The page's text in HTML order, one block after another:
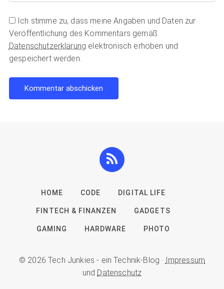
Ich stimme zu, dass meine Angaben und Daten zur
Veröffentlichung des Kommentars gemäß
Datenschutzerklärung elektronisch erhoben und
gespeichert werden.
HOME CODE DIGITAL LIFE
FINTECH & FINANZEN GADGETS
GAMING HARDWARE PHOTO
© 2026 Tech Junkies - ein Technik-Blog · Impressum
und Datenschutz